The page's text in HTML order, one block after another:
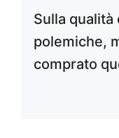
Sulla
polemiche,
comprato